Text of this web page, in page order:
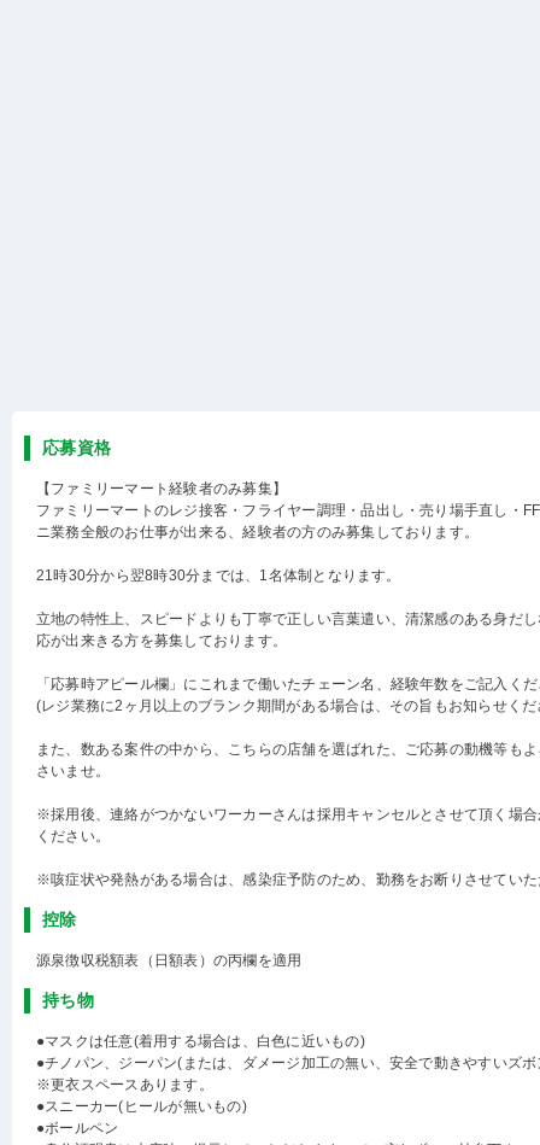
応募資格
【ファミリーマート経験者のみ募集】
ファミリーマートのレジ接客・フライヤー調理・品出し・売り場手直し・
ニ業務全般のお仕事が出来る、経験者の方のみ募集しております。
21時30分から翌8時30分までは、1名体制となります。
立地の特性上、スピードよりも丁寧で正しい言葉遣い、清潔感のある身だ
応が出来きる方を募集しております。
「応募時アピール欄」にこれまで働いたチェーン名、経験年数をご記入く
(レジ業務に2ヶ月以上のブランク期間がある場合は、その旨もお知らせく
また、数ある案件の中から、こちらの店舗を選ばれた、ご応募の動機等も
さいませ。
※採用後、連絡がつかないワーカーさんは採用キャンセルとさせて頂く場
ください。
※咳症状や発熱がある場合は、感染症予防のため、勤務をお断りさせてい
控除
源泉徴収税額表（日額表）の丙欄を適用
持ち物
●マスクは任意(着用する場合は、白色に近いもの)
●チノパン、ジーパン(または、ダメージ加工の無い、安全で動きやすいズボ
※更衣スペースあります。
●スニーカー(ヒールが無いもの)
●ボールペン